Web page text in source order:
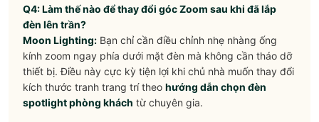
Q4: Làm thế nào để thay đổi góc Zoom sau khi đã lắp
đèn lên trần?
Moon Lighting: Bạn chỉ cần điều chỉnh nhẹ nhàng ống
kính zoom ngay phía dưới mặt đèn mà không cần tháo dỡ
thiết bị. Điều này cực kỳ tiện lợi khi chủ nhà muốn thay đổi
kích thước tranh trang trí theo hướng dẫn chọn đèn
spotlight phòng khách từ chuyên gia.